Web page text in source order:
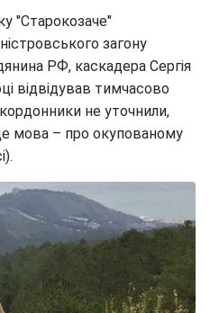
"Старокозаче"
загону
РФ, каскадера Сергія
відвідував тимчасово
не уточнили,
мова – про окупованому